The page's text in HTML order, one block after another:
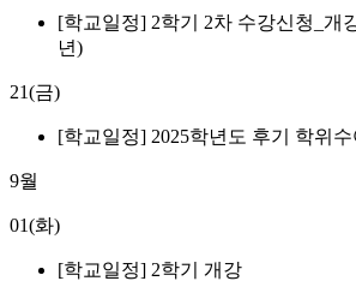
[학교일정] 2학기 2차 수강신청_개
년)
21(금)
[학교일정] 2025학년도 후기 학위수
9월
01(화)
[학교일정] 2학기 개강